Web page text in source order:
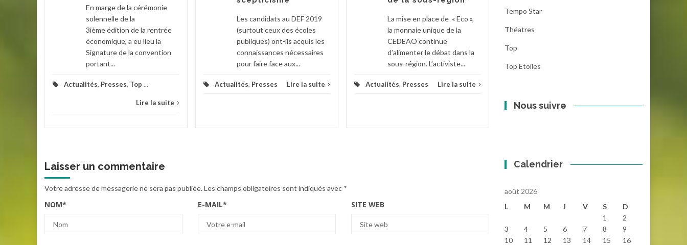
En marge de la cérémonie
solennelle de la
3ième édition de la rentrée
économique, a eu lieu la
Signature de la convention
portant...
Actualités, Presses, Top ...
Lire la suite
Les candidats au DEF 2019
(surtout ceux des écoles
publiques) ont-ils acquis les
connaissances nécessaires
pour faire face aux...
Actualités, Presses Lire la suite
La mise en place de « Eco »,
la monnaie unique de la
CEDEAO continue
d’alimenter le débat dans la
sous-région. L’activiste...
Actualités, Presses Lire la suite
Laisser un commentaire
Votre adresse de messagerie ne sera pas publiée.Les champs obligatoires sont indiqués avec *
NOM* E-MAIL* SITE WEB
Tempo Star
Théatres
Top
Top Etoiles
Nous suivre
Calendrier
août 2026
L
M M J V S D
1
2
3
4 5 6 7 8
9
10
11 12 13 14 15
16